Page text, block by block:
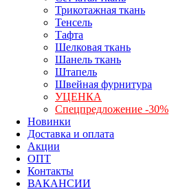
Трикотажная ткань
Тенсель
Тафта
Шелковая ткань
Шанель ткань
Штапель
Швейная фурнитура
УЦЕНКА
Спецпредложение -30%
Новинки
Доставка и оплата
Акции
ОПТ
Контакты
ВАКАНСИИ